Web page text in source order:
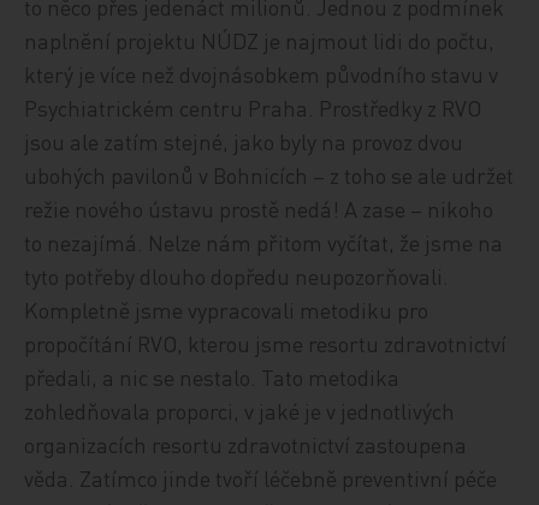
to něco přes jedenáct milionů. Jednou z podmínek
naplnění projektu NÚDZ je najmout lidi do počtu,
který je více než dvojnásobkem původního stavu v
Psychiatrickém centru Praha. Prostředky z RVO
jsou ale zatím stejné, jako byly na provoz dvou
ubohých pavilonů v Bohnicích – z toho se ale udržet
režie nového ústavu prostě nedá! A zase – nikoho
to nezajímá. Nelze nám přitom vyčítat, že jsme na
tyto potřeby dlouho dopředu neupozorňovali.
Kompletně jsme vypracovali metodiku pro
propočítání RVO, kterou jsme resortu zdravotnictví
předali, a nic se nestalo. Tato metodika
zohledňovala proporci, v jaké je v jednotlivých
organizacích resortu zdravotnictví zastoupena
věda. Zatímco jinde tvoří léčebně preventivní péče